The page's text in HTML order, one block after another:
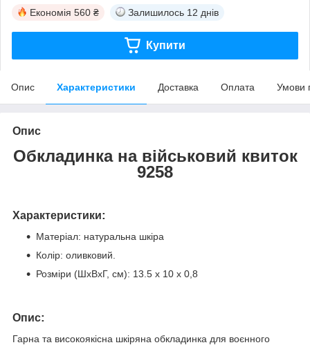
Економія 560 ₴ Залишилось 12 днів
Купити
Опис Характеристики Доставка Оплата Умови
Опис
Обкладинка на військовий квиток
9258
Характеристики:
Матеріал: натуральна шкіра
Колір: оливковий.
Розміри (ШхВхГ, см): 13.5 х 10 х 0,8
Опис:
Гарна та високоякісна шкіряна обкладинка для воєнного